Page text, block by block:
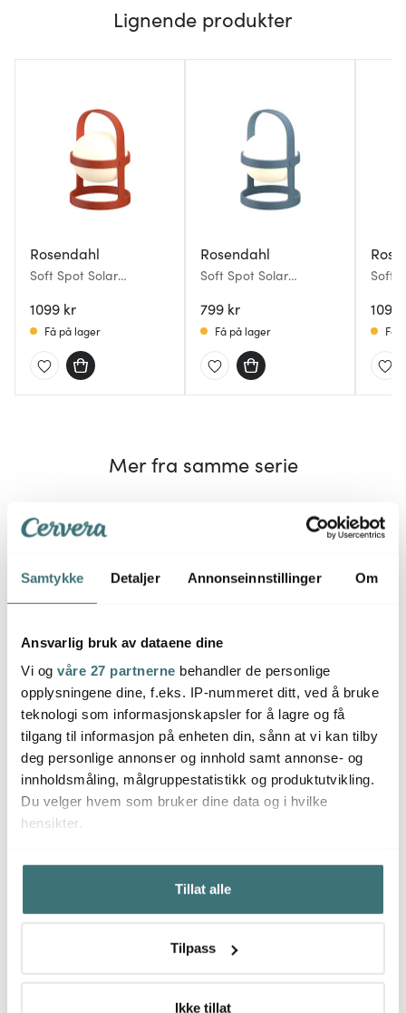
Samtykke Detaljer Annonseinnstillinger Om
Ansvarlig bruk av dataene dine
Vi og våre 27 partnerne behandler de personlige
opplysningene dine, f.eks. IP-nummeret ditt, ved å bruke
teknologi som informasjonskapsler for å lagre og få
tilgang til informasjon på enheten din, sånn at vi kan tilby
deg personlige annonser og innhold samt annonse- og
innholdsmåling, målgruppestatistikk og produktutvikling.
Du velger hvem som bruker dine data og i hvilke
hensikter.
Hvis du gir oss lov, vil vi også gjerne:
Innhente informasjon om den geografiske
beliggenheten din, som kan være nøyaktig innenfor
Identifisere enheten din ved å aktivt skanne den for
kan du lese om hvordan dine personlige
Tillat alle
Tilpass
Ikke tillat
Lignende produkter
Rosendahl
Soft Spot Solar
25 cm terracotta
1099 kr
Få på lager
Rosendahl
Soft Spot Solar
18,5 cm sky blue
799 kr
Få på lager
Soft
25
1099
Få
Mer fra samme serie
Rosendahl
Soft Spot Solar
solcellelampe circular
18,5 cm wheat
799 kr
Få på lager
Rosendahl
Soft Spot
bordlampe24,5 cm
smoke
1029 kr
På lager
Du kanskje også liker